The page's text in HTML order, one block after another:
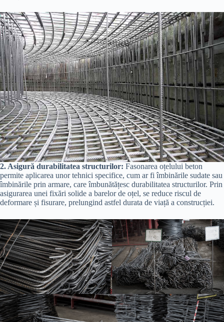
2. Asigură durabilitatea structurilor: Fasonarea oțelului beton
permite aplicarea unor tehnici specifice, cum ar fi îmbinările sudate sau
îmbinările prin armare, care îmbunătățesc durabilitatea structurilor. Prin
asigurarea unei fixări solide a barelor de oțel, se reduce riscul de
deformare și fisurare, prelungind astfel durata de viață a construcției.